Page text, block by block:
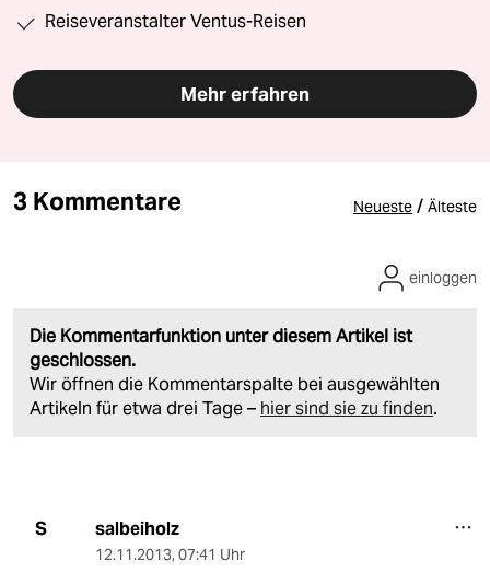
Reiseveranstalter Ventus-Reisen
Mehr erfahren
3 Kommentare Neueste / Älteste
Die Kommentarfunktion unter diesem Artikel ist
geschlossen.
Wir öffnen die Kommentarspalte bei ausgewählten
Artikeln für etwa drei Tage – hier sind sie zu finden.
einloggen
S salbeiholz
12.11.2013, 07:41 Uhr